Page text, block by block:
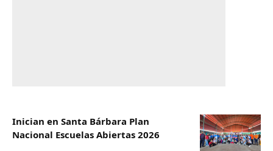
Inician en Santa Bárbara Plan
Nacional Escuelas Abiertas 2026